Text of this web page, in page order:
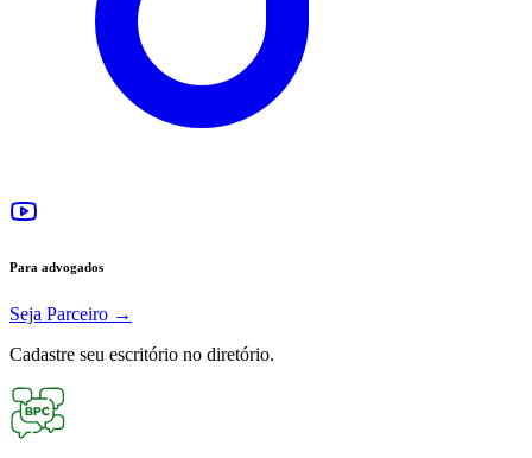
Para advogados
Seja Parceiro →
Cadastre seu escritório no diretório.